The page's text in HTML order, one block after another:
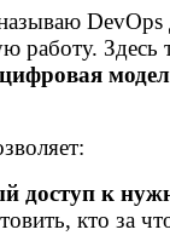
DevOps
работу.
доступ к
кто за